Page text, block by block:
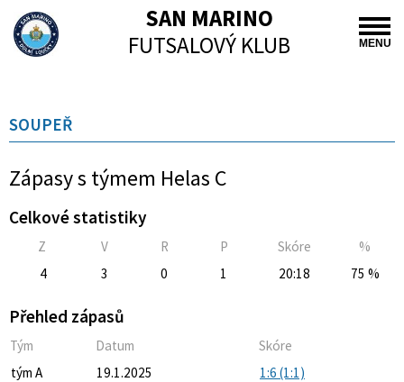
MENU
SAN MARINO
FUTSALOVÝ KLUB
SOUPEŘ
Zápasy s týmem Helas C
Celkové statistiky
Z V R P Skóre
%
4
3 0 1 20:18 75 %
Přehled zápasů
Tým Datum
Skóre
tým A
19.1.2025 1:6 (1:1)